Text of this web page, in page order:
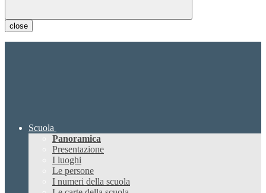
close
Scuola
Panoramica
Presentazione
I luoghi
Le persone
I numeri della scuola